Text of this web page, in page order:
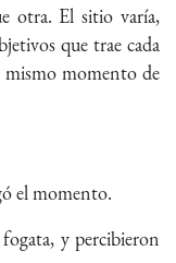
otra. El sitio varía,
que trae cada
mismo momento de
el momento.
y percibieron